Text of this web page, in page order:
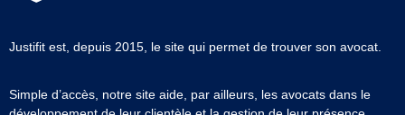
Justifit est, depuis 2015, le site qui permet de trouver son avocat.
Simple d’accès, notre site aide, par ailleurs, les avocats dans le